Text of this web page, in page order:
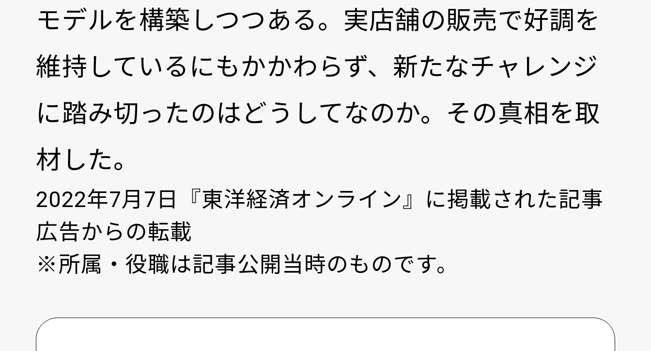
モデルを構築しつつある。実店舗の販売で好調を
維持しているにもかかわらず、新たなチャレンジ
に踏み切ったのはどうしてなのか。その真相を取
材した。
2022年7月7日『東洋経済オンライン』に掲載された記事
広告からの転載
※所属・役職は記事公開当時のものです。